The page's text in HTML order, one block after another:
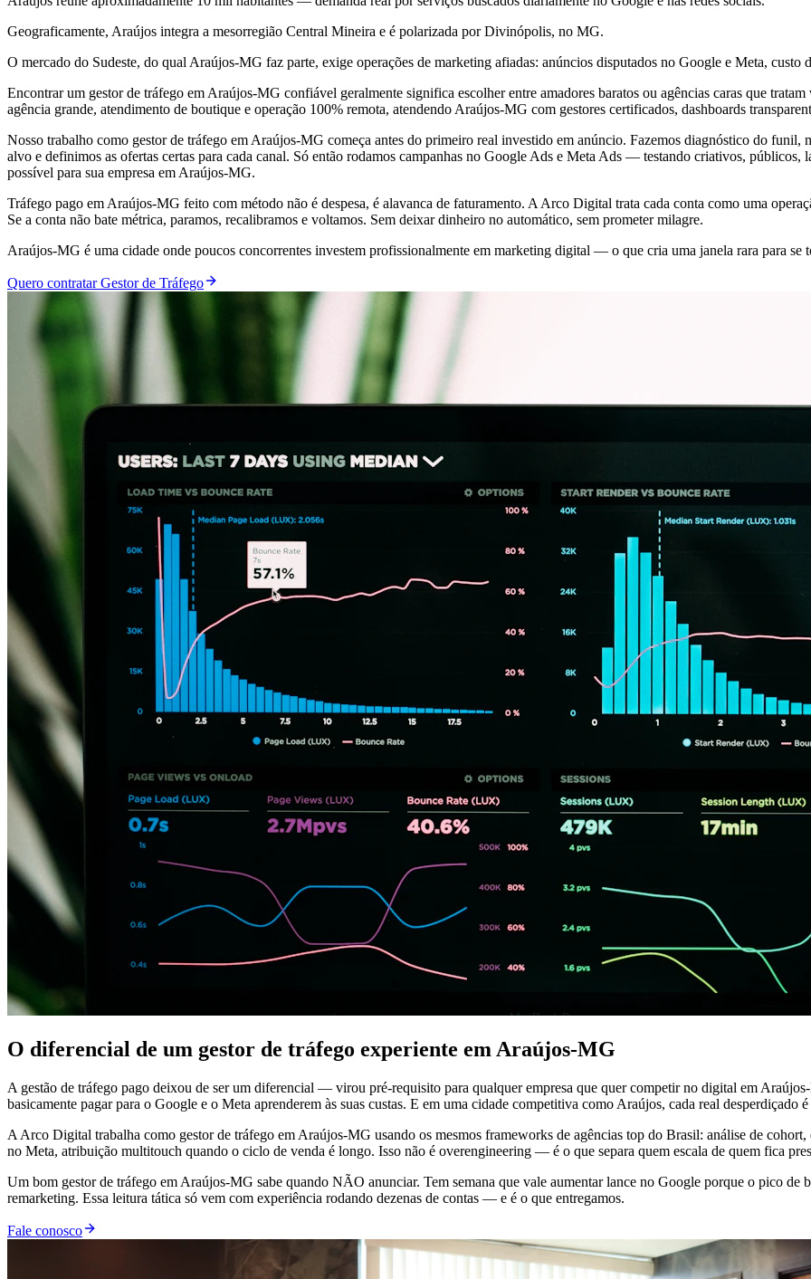
Geograficamente, Araújos integra a mesorregião Central Mineira e é polarizada por Divinópolis, no MG.
O mercado do Sudeste, do qual Araújos-MG faz parte, exige operações de marketing afiadas: anúncios disputados no Google e Meta, custo
Encontrar um gestor de tráfego em Araújos-MG confiável geralmente significa escolher entre amadores baratos ou agências caras que
agência grande, atendimento de boutique e operação 100% remota, atendendo Araújos-MG com gestores certificados, dashboards
Nosso trabalho como gestor de tráfego em Araújos-MG começa antes do primeiro real investido em anúncio. Fazemos diagnóstico do funil,
alvo e definimos as ofertas certas para cada canal. Só então rodamos campanhas no Google Ads e Meta Ads — testando criativos, públicos,
possível para sua empresa em Araújos-MG.
Tráfego pago em Araújos-MG feito com método não é despesa, é alavanca de faturamento. A Arco Digital trata cada conta como uma
Se a conta não bate métrica, paramos, recalibramos e voltamos. Sem deixar dinheiro no automático, sem prometer milagre.
Araújos-MG é uma cidade onde poucos concorrentes investem profissionalmente em marketing digital — o que cria uma janela rara para se
Quero contratar Gestor de Tráfego
O diferencial de um gestor de tráfego experiente em Araújos-MG
A gestão de tráfego pago deixou de ser um diferencial — virou pré-requisito para qualquer empresa que quer competir no digital em
basicamente pagar para o Google e o Meta aprenderem às suas custas. E em uma cidade competitiva como Araújos, cada real desperdiçado
A Arco Digital trabalha como gestor de tráfego em Araújos-MG usando os mesmos frameworks de agências top do Brasil: análise de
no Meta, atribuição multitouch quando o ciclo de venda é longo. Isso não é overengineering — é o que separa quem escala de quem fica
Um bom gestor de tráfego em Araújos-MG sabe quando NÃO anunciar. Tem semana que vale aumentar lance no Google porque o pico de
remarketing. Essa leitura tática só vem com experiência rodando dezenas de contas — e é o que entregamos.
Fale conosco